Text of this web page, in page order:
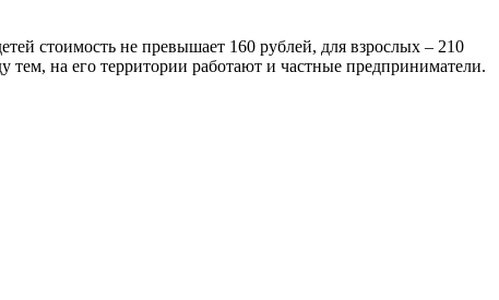
стоимость не превышает 160 рублей, для взрослых – 210
тем, на его территории работают и частные предприниматели.